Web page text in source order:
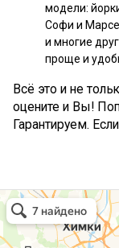
модели:
Софи и
и многие
проще и
Всё это и не
оцените и Вы!
Гарантируем.